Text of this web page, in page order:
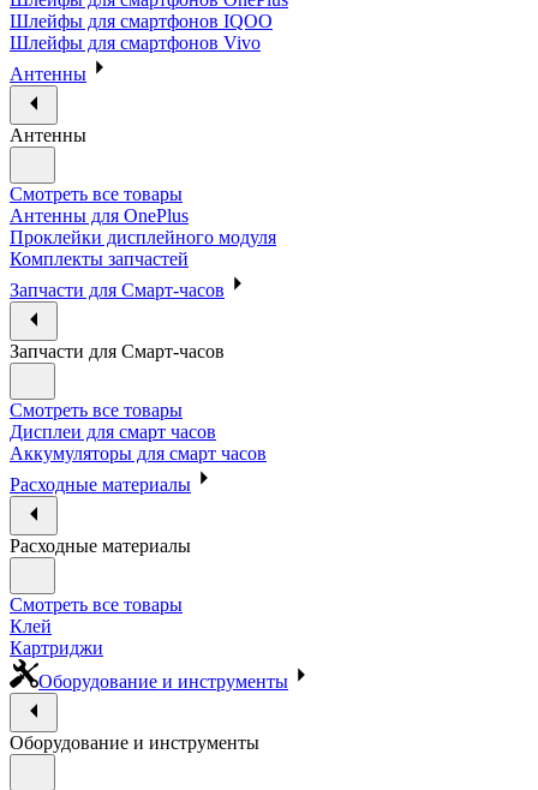
Шлейфы для смартфонов IQOO
Шлейфы для смартфонов Vivo
Антенны
Антенны
Смотреть все товары
Антенны для OnePlus
Проклейки дисплейного модуля
Комплекты запчастей
Запчасти для Смарт-часов
Запчасти для Смарт-часов
Смотреть все товары
Дисплеи для смарт часов
Аккумуляторы для смарт часов
Расходные материалы
Расходные материалы
Смотреть все товары
Клей
Картриджи
Оборудование и инструменты
Оборудование и инструменты